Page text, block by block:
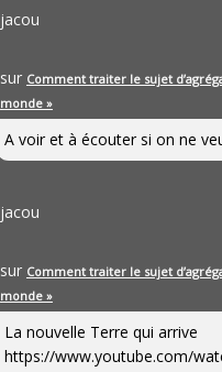
jacou
sur Comment traiter le sujet
monde »
A voir et à écouter si on ne
jacou
sur Comment traiter le sujet
monde »
La nouvelle Terre qui arrive
https://www.youtube.com/